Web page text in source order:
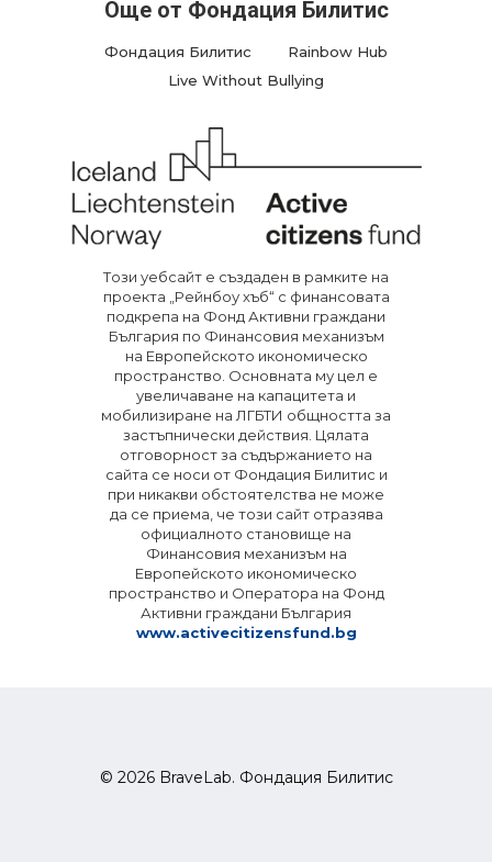
Още от Фондация Билитис
Фондация Билитис
Rainbow Hub
Live Without Bullying
Тoзи уебсайт е създаден в рамките на
проекта „Рейнбоу хъб“ с финансовата
подкрепа на Фонд Активни граждани
България по Финансовия механизъм
на Европейското икономическо
пространство. Основната му цел е
увеличаване на капацитета и
мобилизиране на ЛГБТИ общността за
застъпнически действия. Цялата
отговорност за съдържанието на
сайта се носи от Фондация Билитис и
при никакви обстоятелства не може
да се приема, че този сайт отразява
официалното становище на
Финансовия механизъм на
Европейското икономическо
пространство и Оператора на Фонд
Активни граждани България
www.activecitizensfund.bg
© 2026 BraveLab. Фондация Билитис